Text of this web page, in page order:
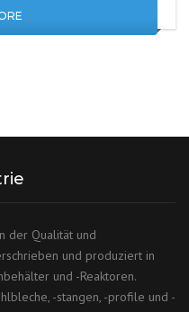
der Qualität und
und produziert in
und -Reaktoren.
-stangen, -profile und -